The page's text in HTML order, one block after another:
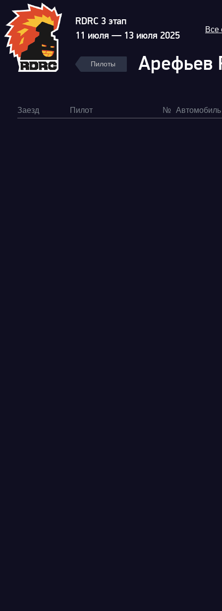
RDRC 3 этап
11 июля — 13 июля 2025
Все
Пилоты Арефьев
Заезд Пилот № Автомобиль